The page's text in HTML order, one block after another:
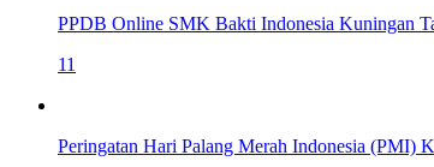
PPDB Online SMK Bakti Indonesia Kuningan
11
Peringatan Hari Palang Merah Indonesia (PMI)